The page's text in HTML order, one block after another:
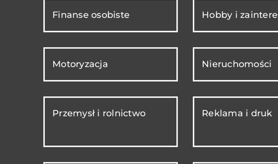
Finanse osobiste Hobby i
Motoryzacja Nieruchomości
Przemysł i rolnictwo Reklama i druk